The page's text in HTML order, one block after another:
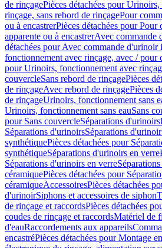
de rinçagePièces détachées pour
rinçage, sans rebord de rinçagePour
ou à encastrerPièces détachées pour
apparente ou à encastrerAvec commande
détachées pour Avec commande d'urinoir
fonctionnement avec rinçage, avec / pour
pour Urinoirs, fonctionnement avec
couvercleSans rebord de rinçagePièces
de rinçageAvec rebord de rinçagePièces
de rinçageUrinoirs, fonctionnement sans
Urinoirs, fonctionnement sans eauSans
pour Sans couvercleSéparations d'urinoirs
Séparations d'urinoirsSéparations
synthétiquePièces détachées pour
synthétiqueSéparations d'urinoirs en verre
Séparations d'urinoirs en verre
céramiquePièces détachées pour
céramiqueAccessoiresPièces détachées
d'urinoirSiphons et accessoires de siphon
de rinçage et raccordsPièces détachées
coudes de rinçage et raccordsMatériel de
d'eauRaccordements aux appareils
encastréPièces détachées pour Montage